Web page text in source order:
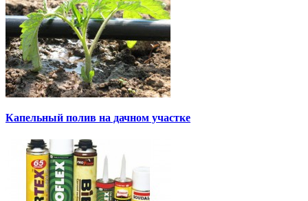
Капельный полив на дачном участке